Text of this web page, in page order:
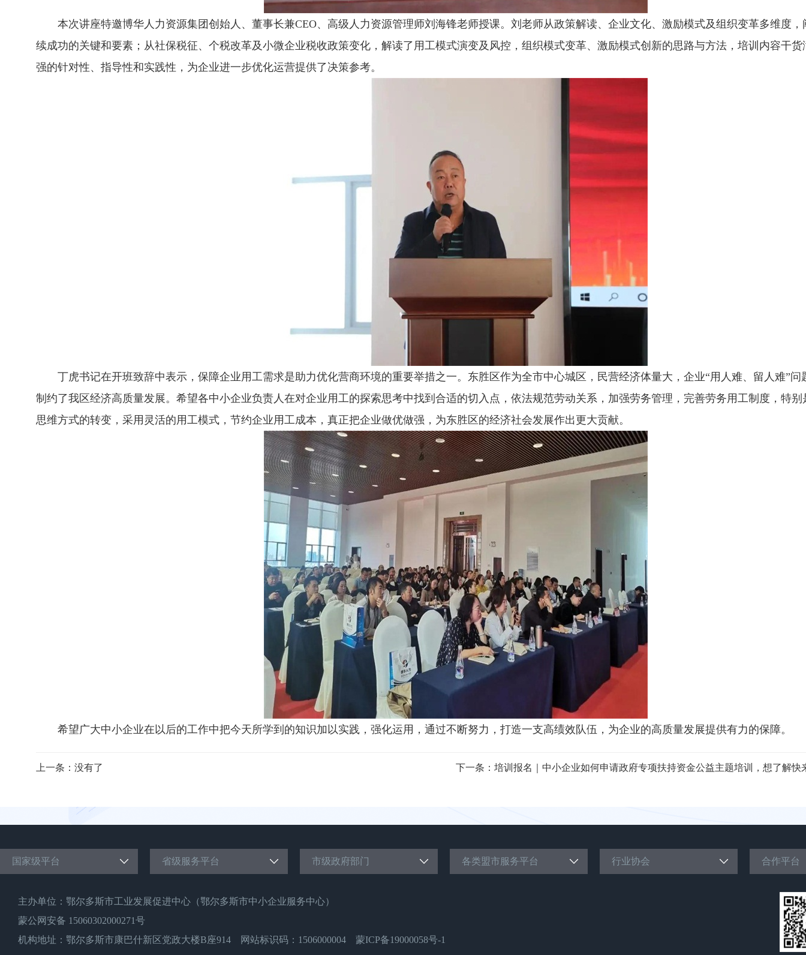
本次讲座特邀博华人力资源集团创始人、董事长兼CEO、高级人力资源管理师刘海锋老师授课。刘老师从政策解读、企业文化、激励模式及组织变革多维度，
续成功的关键和要素；从社保税征、个税改革及小微企业税收政策变化，解读了用工模式演变及风控，组织模式变革、激励模式创新的思路与方法，培训内容干货
强的针对性、指导性和实践性，为企业进一步优化运营提供了决策参考。
丁虎书记在开班致辞中表示，保障企业用工需求是助力优化营商环境的重要举措之一。东胜区作为全市中心城区，民营经济体量大，企业“用人难、留人难”问
制约了我区经济高质量发展。希望各中小企业负责人在对企业用工的探索思考中找到合适的切入点，依法规范劳动关系，加强劳务管理，完善劳务用工制度，特别
思维方式的转变，采用灵活的用工模式，节约企业用工成本，真正把企业做优做强，为东胜区的经济社会发展作出更大贡献。
希望广大中小企业在以后的工作中把今天所学到的知识加以实践，强化运用，通过不断努力，打造一支高绩效队伍，为企业的高质量发展提供有力的保障。
上一条：没有了 下一条： 培训报名｜中小企业如何申请政府专项扶持资金公益主题培训，想了解快
国家级平台 省级服务平台 市级政府部门 各类盟市服务平台 行业协会 合作平台
主办单位：鄂尔多斯市工业发展促进中心（鄂尔多斯市中小企业服务中心）
蒙公网安备 15060302000271号
机构地址：鄂尔多斯市康巴什新区党政大楼B座914 网站标识码：1506000004 蒙ICP备19000058号-1